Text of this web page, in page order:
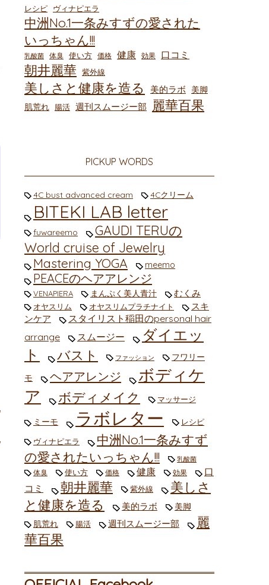
レシピ ヴィナピエラ
中洲No.1一条みすずの愛された
いっちゃん!!!
乳酸菌 体臭 使い方 価格 健康 効果 口コミ
朝井麗華 紫外線
美しさと健康を造る 美的ラボ
美脚
肌荒れ
腸活 週刊スムージー部 麗華百果
PICKUP WORDS
4C bust advanced cream 4Cクリーム
BITEKI LAB letter
fuwareemo
GAUDI TERUの
World cruise of Jewelry
Mastering YOGA meemo
PEACEのヘアアレンジ
VENAPIERA まんぷく美人青汁 むくみ
オヤスリム オヤスリムプラチナイト
スキ
ンケア
スタイリスト稲田のpersonal hair
arrange
スムージー
ダイエッ
ト
バスト ファッション フワリー
モ ヘアアレンジ
ボディケ
ア
ボディメイク マッサージ
ミーモ ラボレター レシピ
ヴィナピエラ
中洲No.1一条みすず
の愛されたいっちゃん!!!
乳酸菌
体臭 使い方 価格 健康 効果
口
コミ
朝井麗華 紫外線
美しさ
と健康を造る
美的ラボ
美脚
肌荒れ
腸活 週刊スムージー部
麗
華百果